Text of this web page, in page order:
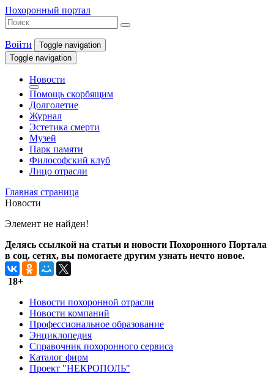
Похоронный портал
Войти
Toggle navigation
Toggle navigation
Новости
Помощь скорбящим
Долголетие
Журнал
Эстетика смерти
Музей
Парк памяти
Философский клуб
Лицо отрасли
Главная страница
Новости
Элемент не найден!
Делясь ссылкой на статьи и новости Похоронного Портала
в соц. сетях, вы помогаете другим узнать нечто новое.
18+
Новости похоронной отрасли
Новости компаний
Профессиональное образование
Энциклопедия
Справочник похоронного сервиса
Каталог фирм
Проект "НЕКРОПОЛЬ"